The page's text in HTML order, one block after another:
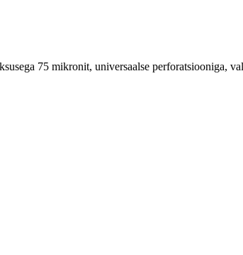
75 mikronit, universaalse perforatsiooniga,